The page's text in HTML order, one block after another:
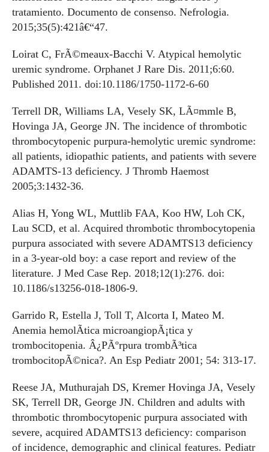
tratamiento. Documento de consenso. Nefrologia.
2015;35(5):421â€“47.
Loirat C, FrÃ©meaux-Bacchi V. Atypical hemolytic
uremic syndrome. Orphanet J Rare Dis. 2011;6:60.
Published 2011. doi:10.1186/1750-1172-6-60
Terrell DR, Williams LA, Vesely SK, LÃ¤mmle B,
Hovinga JA, George JN. The incidence of thrombotic
thrombocytopenic purpura-hemolytic uremic syndrome:
all patients, idiopathic patients, and patients with severe
ADAMTS-13 deficiency. J Thromb Haemost
2005;3:1432-36.
Alias H, Yong WL, Muttlib FAA, Koo HW, Loh CK,
Lau SCD, et al. Acquired thrombotic thrombocytopenia
purpura associated with severe ADAMTS13 deficiency
in a 3-year-old boy: a case report and review of the
literature. J Med Case Rep. 2018;12(1):276. doi:
10.1186/s13256-018-1806-9.
Garrido R, Estella J, Toll T, Alcorta I, Mateo M.
Anemia hemolÃ­tica microangiopÃ¡tica y
trombocitopenia. Â¿PÃºrpura trombÃ³tica
trombocitopÃ©nica?. An Esp Pediatr 2001; 54: 313-17.
Reese JA, Muthurajah DS, Kremer Hovinga JA, Vesely
SK, Terrell DR, George JN. Children and adults with
thrombotic thrombocytopenic purpura associated with
severe, acquired ADAMTS13 deficiency: comparison
of incidence, demographic and clinical features. Pediatr